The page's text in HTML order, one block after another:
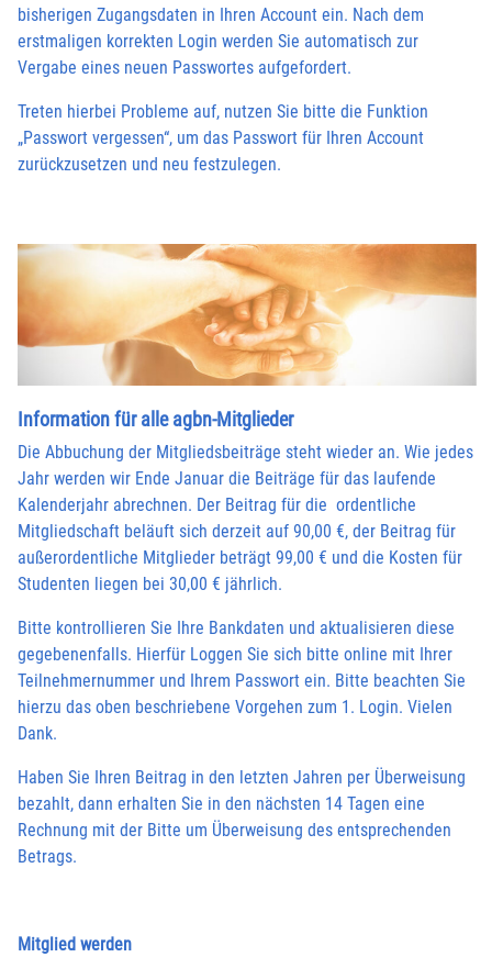
bisherigen Zugangsdaten in Ihren Account ein. Nach dem
erstmaligen korrekten Login werden Sie automatisch zur
Vergabe eines neuen Passwortes aufgefordert.
Treten hierbei Probleme auf, nutzen Sie bitte die Funktion
„Passwort vergessen“, um das Passwort für Ihren Account
zurückzusetzen und neu festzulegen.
Information für alle agbn-Mitglieder
Die Abbuchung der Mitgliedsbeiträge steht wieder an. Wie jedes
Jahr werden wir Ende Januar die Beiträge für das laufende
Kalenderjahr abrechnen. Der Beitrag für die ordentliche
Mitgliedschaft beläuft sich derzeit auf 90,00 €, der Beitrag für
außerordentliche Mitglieder beträgt 99,00 € und die Kosten für
Studenten liegen bei 30,00 € jährlich.
Bitte kontrollieren Sie Ihre Bankdaten und aktualisieren diese
gegebenenfalls. Hierfür Loggen Sie sich bitte online mit Ihrer
Teilnehmernummer und Ihrem Passwort ein. Bitte beachten Sie
hierzu das oben beschriebene Vorgehen zum 1. Login. Vielen
Dank.
Haben Sie Ihren Beitrag in den letzten Jahren per Überweisung
bezahlt, dann erhalten Sie in den nächsten 14 Tagen eine
Rechnung mit der Bitte um Überweisung des entsprechenden
Betrags.
Mitglied werden